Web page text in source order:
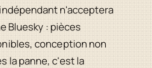
n'acceptera
Bluesky : pièces
conception non
la panne, c'est la